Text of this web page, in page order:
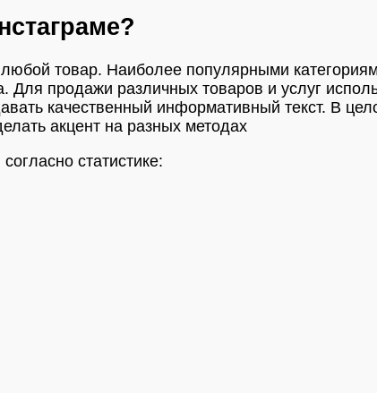
товар. Наиболее популярными
Для продажи различных товаров и услуг
качественный информативный текст. В
акцент на разных методах
статистике: